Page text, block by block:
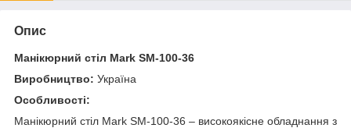
Опис
Манікюрний стіл Mark SM-100-36
Виробництво: Україна
Особливості:
Манікюрний стіл Mark SM-100-36 – високоякісне обладнання з